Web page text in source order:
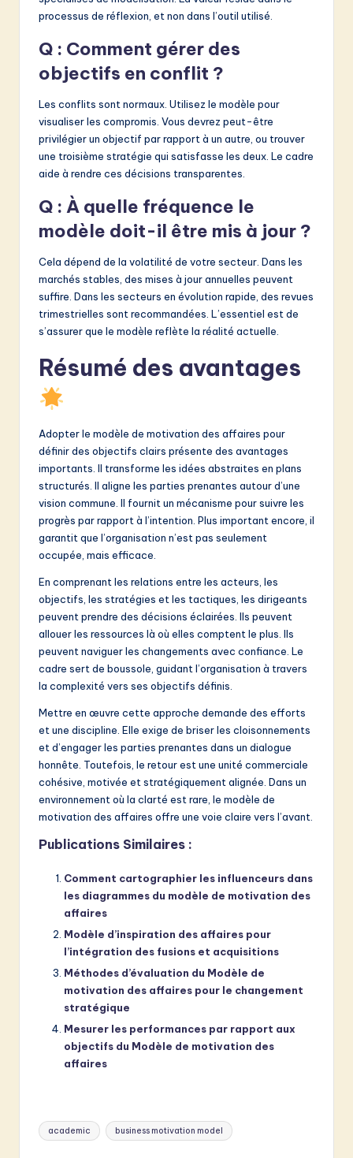
processus de réflexion, et non dans l’outil utilisé.
Q : Comment gérer des
objectifs en conflit ?
Les conflits sont normaux. Utilisez le modèle pour
visualiser les compromis. Vous devrez peut-être
privilégier un objectif par rapport à un autre, ou trouver
une troisième stratégie qui satisfasse les deux. Le cadre
aide à rendre ces décisions transparentes.
Q : À quelle fréquence le
modèle doit-il être mis à jour ?
Cela dépend de la volatilité de votre secteur. Dans les
marchés stables, des mises à jour annuelles peuvent
suffire. Dans les secteurs en évolution rapide, des revues
trimestrielles sont recommandées. L’essentiel est de
s’assurer que le modèle reflète la réalité actuelle.
Résumé des avantages
Adopter le modèle de motivation des affaires pour
définir des objectifs clairs présente des avantages
importants. Il transforme les idées abstraites en plans
structurés. Il aligne les parties prenantes autour d’une
vision commune. Il fournit un mécanisme pour suivre les
progrès par rapport à l’intention. Plus important encore, il
garantit que l’organisation n’est pas seulement
occupée, mais efficace.
En comprenant les relations entre les acteurs, les
objectifs, les stratégies et les tactiques, les dirigeants
peuvent prendre des décisions éclairées. Ils peuvent
allouer les ressources là où elles comptent le plus. Ils
peuvent naviguer les changements avec confiance. Le
cadre sert de boussole, guidant l’organisation à travers
la complexité vers ses objectifs définis.
Mettre en œuvre cette approche demande des efforts
et une discipline. Elle exige de briser les cloisonnements
et d’engager les parties prenantes dans un dialogue
honnête. Toutefois, le retour est une unité commerciale
cohésive, motivée et stratégiquement alignée. Dans un
environnement où la clarté est rare, le modèle de
motivation des affaires offre une voie claire vers l’avant.
Publications Similaires :
Comment cartographier les influenceurs dans
les diagrammes du modèle de motivation des
affaires
Modèle d’inspiration des affaires pour
l’intégration des fusions et acquisitions
Méthodes d’évaluation du Modèle de
motivation des affaires pour le changement
stratégique
Mesurer les performances par rapport aux
objectifs du Modèle de motivation des
affaires
Tags:
academic business motivation model